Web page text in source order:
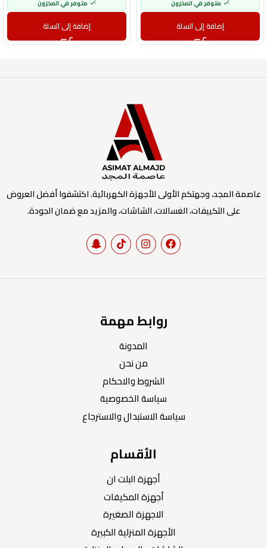
متوفر في المخزون
إضافة إلى السلة
متوفر في المخزون
إضافة إلى السلة
عاصمة المجد، وجهتكم الأولى للأجهزة الكهربائية. اكتشفوا أفضل العروض
على التكييفات، الغسالات، الشاشات، والمزيد مع ضمان الجودة.
روابط مهمة
المدونة
من نحن
الشروط والاحكام
سياسة الخصوصية
سياسة الاستبدال والاسترجاع
الأقسام
أجهزة البلت ان
أجهزة المكيفات
الاجهزة الصغيرة
الأجهزة المنزلية الكبيرة